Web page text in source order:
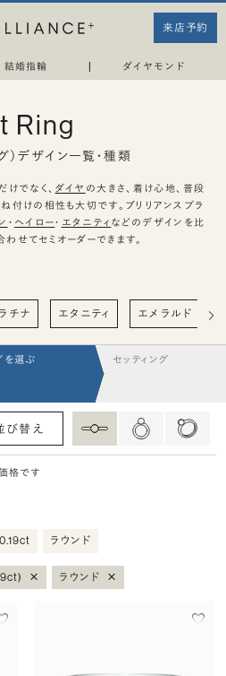
来店予約
結婚指輪 | ダイヤモンド
Ring
）デザイン一覧・種類
でなく、 ダイヤ の大きさ、着け心地、普段
付けの相性も大切です。ブリリアンスプラ
・ ヘイロー・ エタニティ などのデザインを比
せてセミオーダーできます。
チナ エタニティ エメラルド
を選ぶ セッティング
び替え
格です
0.19ct ラウンド
× ラウンド ×